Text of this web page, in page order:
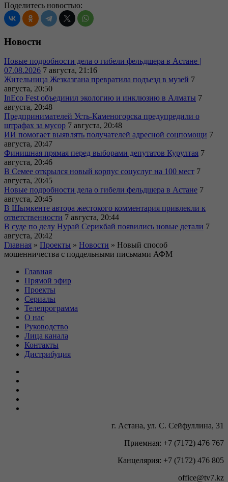
Поделитесь новостью:
Новости
Новые подробности дела о гибели фельдшера в Астане |
07.08.2026 7 августа, 21:16
Жительница Жезказгана превратила подъезд в музей 7
августа, 20:50
InEco Fest объединил экологию и инклюзию в Алматы 7
августа, 20:48
Предпринимателей Усть-Каменогорска предупредили о
штрафах за мусор 7 августа, 20:48
ИИ помогает выявлять получателей адресной соцпомощи 7
августа, 20:47
Финишная прямая перед выборами депутатов Курултая 7
августа, 20:46
В Семее открылся новый корпус соцуслуг на 100 мест 7
августа, 20:45
Новые подробности дела о гибели фельдшера в Астане 7
августа, 20:45
В Шымкенте автора жестокого комментария привлекли к
ответственности 7 августа, 20:44
В суде по делу Нурай Серикбай появились новые детали 7
августа, 20:42
Главная » Проекты » Новости » Новый способ
мошенничества с поддельными письмами АФМ
Главная
Прямой эфир
Проекты
Сериалы
Телепрограмма
О нас
Руководство
Лица канала
Контакты
Дистрибуция
г. Астана, ул. С. Сейфуллина, 31
Приемная: +7 (7172) 476 767
Канцелярия: +7 (7172) 476 805
office@tv7.kz